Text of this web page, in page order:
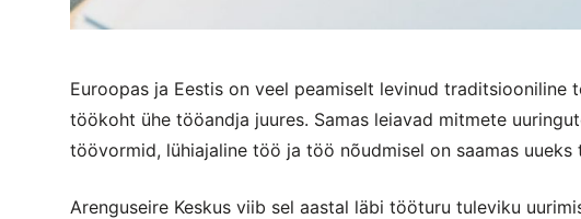
Euroopas ja Eestis on veel peamiselt levinud
töökoht ühe tööandja juures. Samas leiavad mitmete
töövormid, lühiajaline töö ja töö nõudmisel on saamas uueks
Arenguseire Keskus viib sel aastal läbi tööturu tuleviku